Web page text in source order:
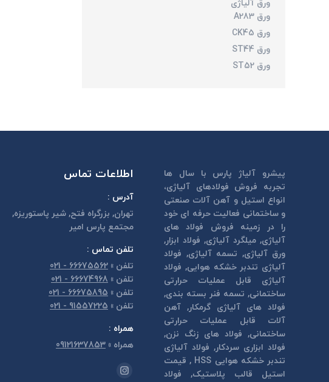
ورق آلیاژی
ورق A283
ورق CK45
ورق ST44
ورق ST52
پیشرو آلیاژ پارس با سال ها
تجربه فروش فولادهای آلیاژی،
انواع استیل و آهن آلات صنعتی
و ساختمانی فعالیت حرفه ای خود
را در زمینه فروش فولاد های
آلیاژی, میلگرد آلیاژی, فولاد ابزار,
ورق آلیاژی, تسمه آلیاژی, فولاد
آلیاژی تندبر خشكه هوايی, فولاد
آلیاژی قابل عمليات حرارتی
ساختمانی, تسمه فنر بسته بندی,
فولاد های آلیاژی گرمكار, آهن
آلات قابل عمليات حرارتی
ساختمانی, فولاد های زنگ نزن,
فولاد ابزاری سردكار, فولاد آلیاژی
تندبر خشكه هوايی HSS , قیمت
استیل قالب پلاستيک, فولاد
اطلاعات تماس
آدرس :
تهران, بزرگراه فتح, شير پاستوريزه,
مجتمع پارس امير
تلفن تماس :
تلفن »
66675562 - 021
تلفن »
66674968 - 021
تلفن »
66675895 - 021
تلفن »
91557225 - 021
همراه :
همراه »
09121637853
مارا در اینجا پیدا کنید:
اینستاگرام